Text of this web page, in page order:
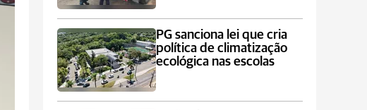
PG sanciona lei que cria
política de climatização
ecológica nas escolas